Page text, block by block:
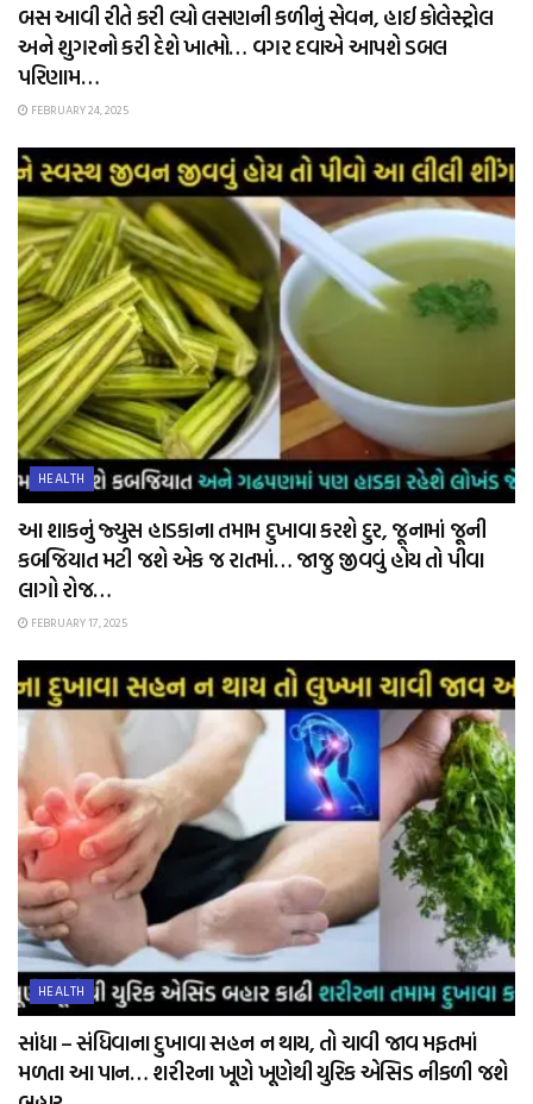
બસ આવી રીતે કરી લ્યો લસણની કળીનું સેવન, હાઈ કોલેસ્ટ્રોલ
અને શુગરનો કરી દેશે ખાત્મો… વગર દવાએ આપશે ડબલ
પરિણામ…
FEBRUARY 24, 2025
HEALTH
આ શાકનું જ્યુસ હાડકાના તમામ દુખાવા કરશે દુર, જૂનામાં જૂની
કબજિયાત મટી જશે એક જ રાતમાં… જાજુ જીવવું હોય તો પીવા
લાગો રોજ…
FEBRUARY 17, 2025
HEALTH
સાંધા – સંધિવાના દુખાવા સહન ન થાય, તો ચાવી જાવ મફતમાં
મળતા આ પાન… શરીરના ખૂણે ખૂણેથી યુરિક એસિડ નીકળી જશે